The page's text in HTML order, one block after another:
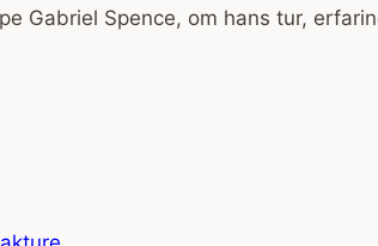
Gabriel Spence, om hans tur,